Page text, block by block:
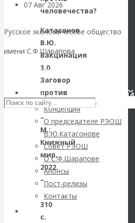
Русское экономическое общество
имени С.Ф.Шарапова
Skip to content
РЭОШ
Концепция
О председателе РЭОШ
В.Ю.Катасонове
Совет РЭОШ
О С.Ф.Шарапове
Анонсы
Пост-релизы
Контакты
07 Авг 2026
Валентин
Катасонов.
Инвестиционный
кризис в России.
Проедаем
основной
капитал, но
строим
человечества?
Катасонов
В.Ю.
Вакцинация
3.0.
Заговор
против
человечества?
–
М.:
Книжный
мир,
2022.
–
310
с.